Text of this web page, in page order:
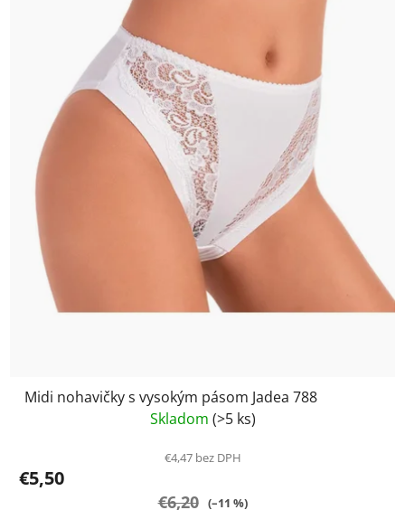
Midi nohavičky s vysokým pásom Jadea 788
Skladom (>5 ks)
€4,47 bez DPH
€5,50
€6,20 (–11 %)